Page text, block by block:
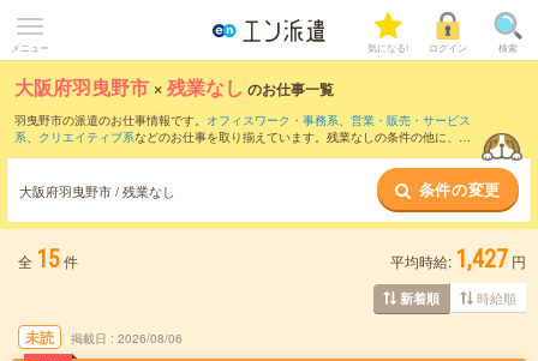
メニュー 気になる! ログイン 検索
大阪府羽曳野市 ×残業なし のお仕事一覧
羽曳野市の派遣のお仕事情報です。 オフィスワーク・事務系、 営業・販売・サービス
系、 クリエイティブ系などのお仕事を取り揃えています。残業なしの条件の他に、 交
大阪府羽曳野市 / 残業なし 条件の変更
全 15件 平均時給: 1,427 円
新着順 時給順
未読 掲載日 2026/08/06